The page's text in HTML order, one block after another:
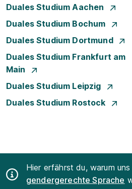
Duales Studium Aachen
Duales Studium Bochum
Duales Studium Dortmund
Duales Studium Frankfurt am
Main
Duales Studium Leipzig
Duales Studium Rostock
Hier erfährst du, warum
gendergerechte Sprache